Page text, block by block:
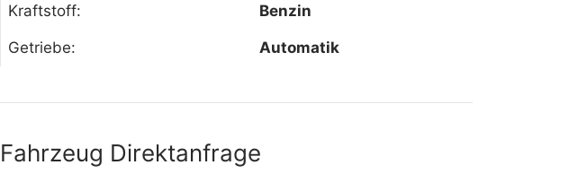
Kraftstoff: Benzin
Getriebe: Automatik
Fahrzeug Direktanfrage